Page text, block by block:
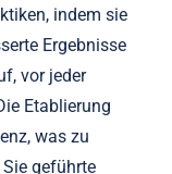
zu
der
bei der
Praktiken